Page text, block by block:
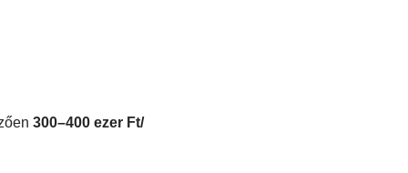
300–400 ezer Ft/